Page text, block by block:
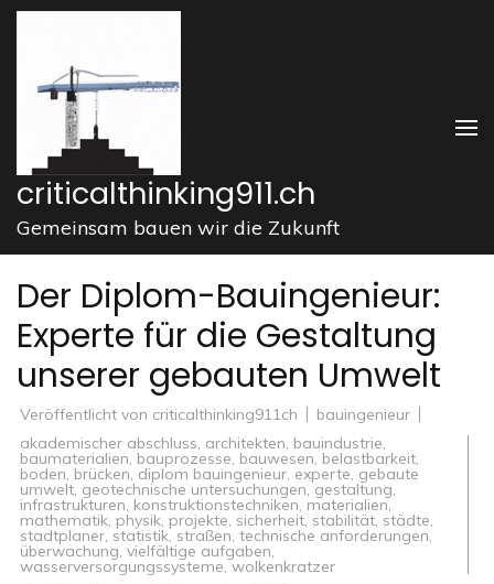
Zum
springen
drücken)
criticalthinking911.ch
Gemeinsam bauen wir die Zukunft
Der Diplom-Bauingenieur:
Experte für die Gestaltung
unserer gebauten Umwelt
Veröffentlicht von criticalthinking911ch
bauingenieur
akademischer abschluss, architekten, bauindustrie,
baumaterialien, bauprozesse, bauwesen, belastbarkeit,
boden, brücken, diplom bauingenieur, experte, gebaute
umwelt, geotechnische untersuchungen,gestaltung,
infrastrukturen, konstruktionstechniken, materialien,
mathematik, physik, projekte, sicherheit, stabilität, städte,
stadtplaner, statistik, straßen, technische anforderungen,
überwachung, vielfältige aufgaben,
wasserversorgungssysteme,wolkenkratzer